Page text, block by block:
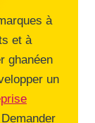
à
et à
ghanéen
un